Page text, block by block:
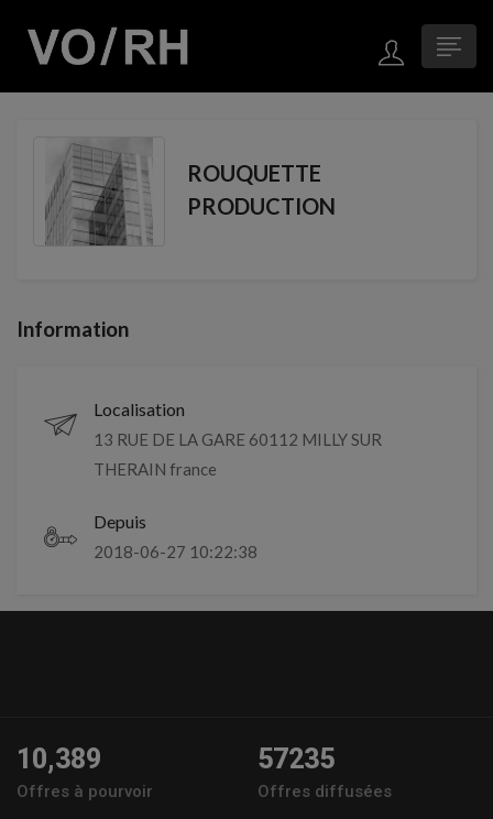
ROUQUETTE
PRODUCTION
Information
Localisation
13 RUE DE LA GARE 60112 MILLY SUR
THERAIN france
Depuis
2018-06-27 10:22:38
10,389
Offres à pourvoir
57235
Offres diffusées